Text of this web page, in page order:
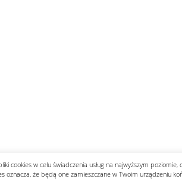
cookies w celu świadczenia usług na najwyższym
oznacza, że będą one zamieszczane w Twoim urządzeniu